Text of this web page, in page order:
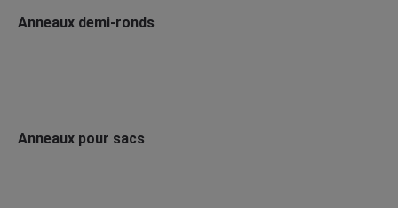
Anneaux demi-ronds
Anneaux pour sacs